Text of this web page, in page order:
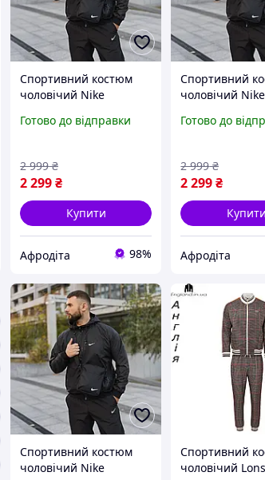
Спортивний костюм
чоловічий Nike
демісезонний модний
прогулянок
Готово до відправки
2 299₴
2 999 ₴
Купити
Афродіта 98%
Спортивний
чоловічий Nike
демісезонний
прогулянок
Готово до
2 299₴
2 999 ₴
Купити
Афродіта
Спортивний костюм
чоловічий Nike
Спортивний
чоловічий